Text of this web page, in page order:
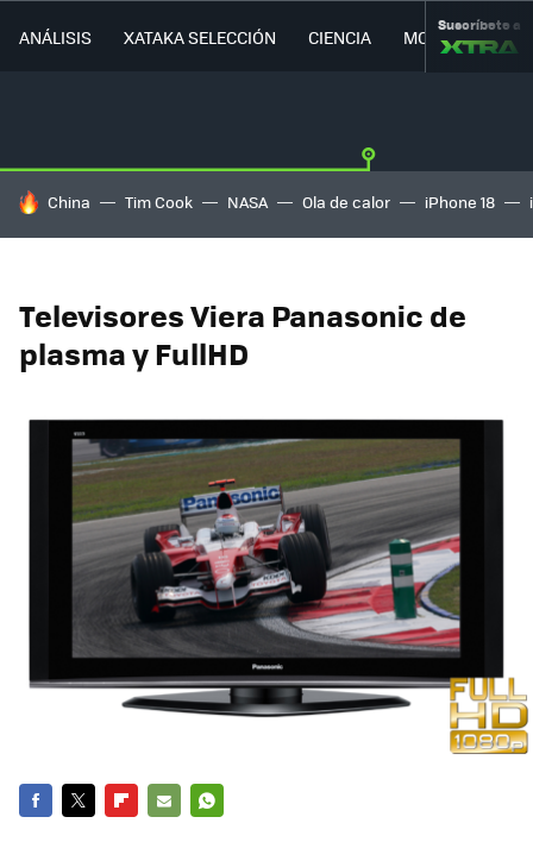
ANÁLISIS XATAKA SELECCIÓN CIENCIA MOVILIDAD
Suscríbete a
HOY SE HABLA DE
China Tim Cook NASA Ola de calor iPhone 18
Televisores Viera Panasonic de
plasma y FullHD